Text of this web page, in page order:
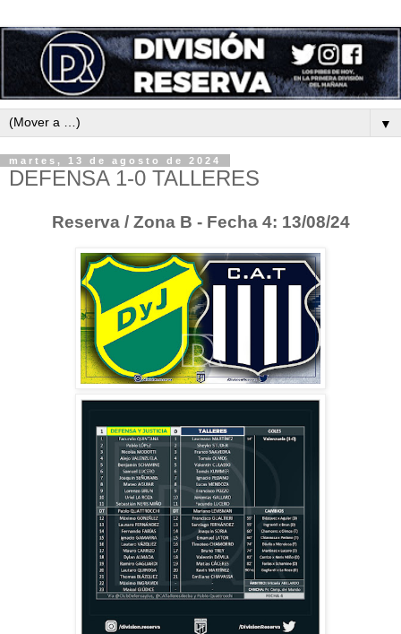
▼
martes, 13 de agosto de 2024
DEFENSA 1-0 TALLERES
Reserva / Zona B - Fecha 4: 13/08/24